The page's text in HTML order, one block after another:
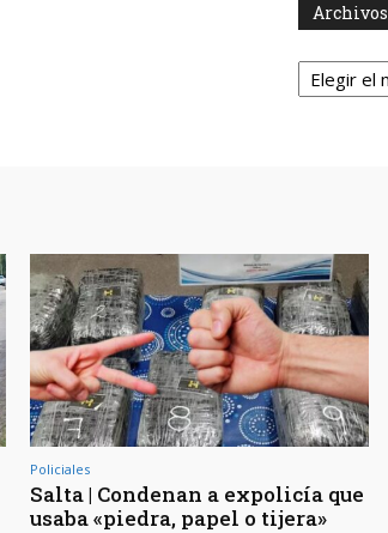
Archivos
Archivos
Policiales
Salta | Condenan a expolicía que
usaba «piedra, papel o tijera»